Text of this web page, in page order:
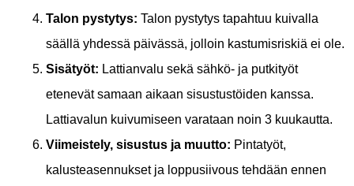
Talon pystytys: Talon pystytys tapahtuu kuivalla
säällä yhdessä päivässä, jolloin kastumisriskiä ei ole.
Sisätyöt: Lattianvalu sekä sähkö- ja putkityöt
etenevät samaan aikaan sisustustöiden kanssa.
Lattiavalun kuivumiseen varataan noin 3 kuukautta.
Viimeistely, sisustus ja muutto: Pintatyöt,
kalusteasennukset ja loppusiivous tehdään ennen